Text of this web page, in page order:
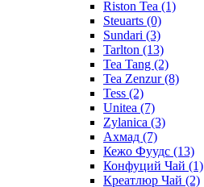
Riston Tea (1)
Steuarts (0)
Sundari (3)
Tarlton (13)
Tea Tang (2)
Tea Zenzur(8)
Tess (2)
Unitea (7)
Zylanica (3)
Ахмад (7)
Кежо Фуудс (13)
Конфуций Чай (1)
Креатлюр Чай (2)